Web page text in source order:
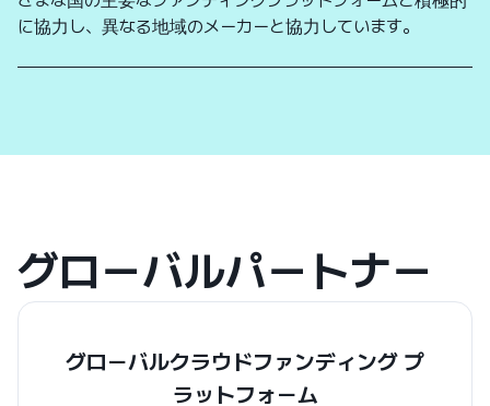
に協力し、異なる地域のメーカーと協力しています。
グローバルパートナー
グローバルクラウドファンディング プ
ラットフォーム